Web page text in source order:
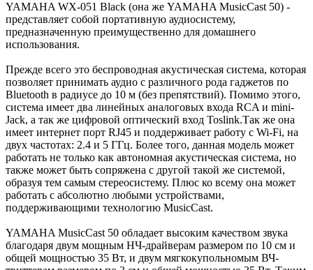
YAMAHA WX-051 Black (она же YAMAHA MusicCast 50) -
представляет собой портативную аудиосистему,
предназначенную преимущественно для домашнего
использования.
Прежде всего это беспроводная акустическая система, которая
позволяет принимать аудио с различного рода гаджетов по
Bluetooth в радиусе до 10 м (без препятствий). Помимо этого,
система имеет два линейных аналоговых входа RCA и mini-
Jack, а так же цифровой оптический вход Toslink.Так же она
имеет интернет порт RJ45 и поддерживает работу с Wi-Fi, на
двух частотах: 2.4 и 5 ГГц. Более того, данная модель может
работать не только как автономная акустическая система, но
также может быть сопряжена с другой такой же системой,
образуя тем самым стереосистему. Плюс ко всему она может
работать с абсолютно любыми устройствами,
поддерживающими технологию MusicCast.
YAMAHA MusicCast 50 обладает высоким качеством звука
благодаря двум мощным НЧ-драйверам размером по 10 см и
общей мощностью 35 Вт, и двум мягкокупольномым ВЧ-